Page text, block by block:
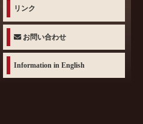
リンク
お問い合わせ
Information in English